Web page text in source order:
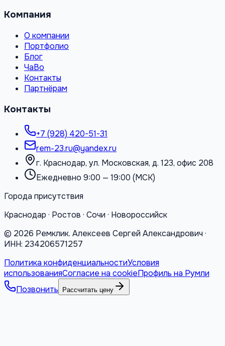
Компания
О компании
Портфолио
Блог
ЧаВо
Контакты
Партнёрам
Контакты
+7 (928) 420-51-31
rem-23.ru@yandex.ru
г. Краснодар, ул. Московская, д. 123, офис 208
Ежедневно 9:00 — 19:00 (МСК)
Города присутствия
Краснодар · Ростов · Сочи · Новороссийск
© 2026 Ремклик. Алексеев Сергей Александрович ·
ИНН: 234206571257
Политика конфиденциальностиУсловия
использованияСогласие на cookieПрофиль на Румли
Позвонить
Рассчитать цену